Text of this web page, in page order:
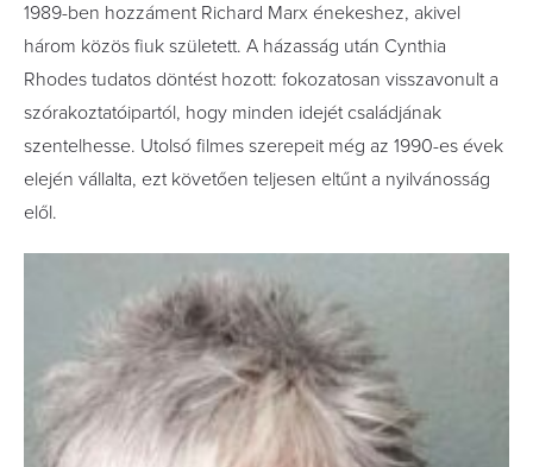
1989-ben hozzáment Richard Marx énekeshez, akivel
három közös fiuk született. A házasság után Cynthia
Rhodes tudatos döntést hozott: fokozatosan visszavonult a
szórakoztatóipartól, hogy minden idejét családjának
szentelhesse. Utolsó filmes szerepeit még az 1990-es évek
elején vállalta, ezt követően teljesen eltűnt a nyilvánosság
elől.